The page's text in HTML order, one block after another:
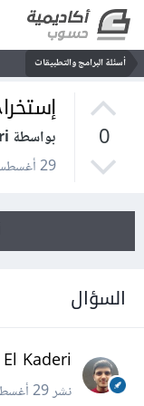
أسئلة البرامج والتطبيقات
0
بواسطة Ibrahim El Kaderi
29 أغسطس 2022
السؤال
Kaderi
نشر29 أغسطس 2022